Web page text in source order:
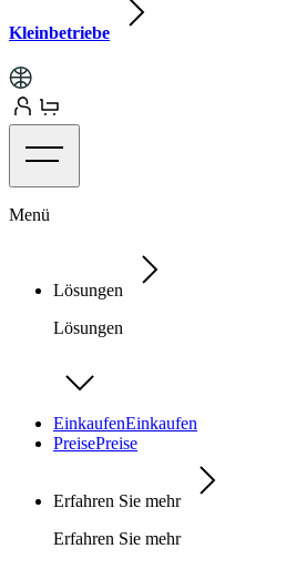
Kleinbetriebe
Menü
Lösungen
Lösungen
EinkaufenEinkaufen
PreisePreise
Erfahren Sie mehr
Erfahren Sie mehr